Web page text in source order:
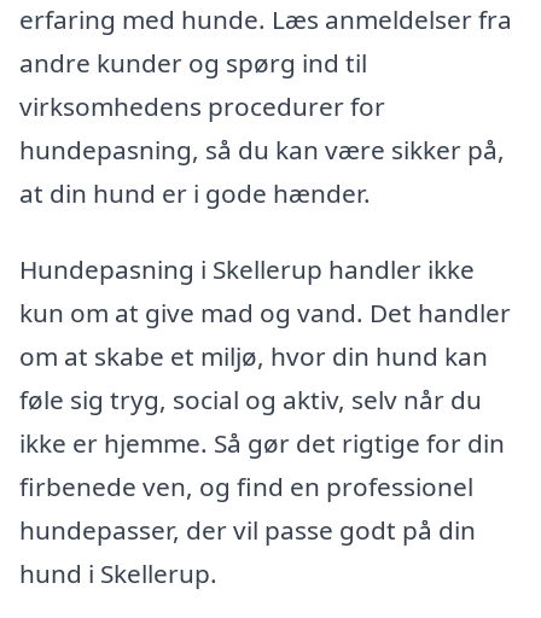
erfaring med hunde. Læs anmeldelser fra
andre kunder og spørg ind til
virksomhedens procedurer for
hundepasning, så du kan være sikker på,
at din hund er i gode hænder.
Hundepasning i Skellerup handler ikke
kun om at give mad og vand. Det handler
om at skabe et miljø, hvor din hund kan
føle sig tryg, social og aktiv, selv når du
ikke er hjemme. Så gør det rigtige for din
firbenede ven, og find en professionel
hundepasser, der vil passe godt på din
hund i Skellerup.